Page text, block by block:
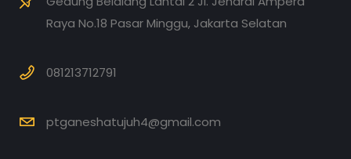
Raya No.18 Pasar Minggu, Jakarta Selatan
081213712791
ptganeshatujuh4@gmail.com